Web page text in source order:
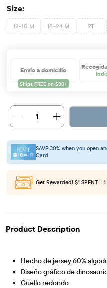
Size:
12-18 M 18-24 M 2T
Envío a domicilio
1
SAVE 30% when you open
Card
Get Rewarded! $1 SPENT =
Product Description
Hecho de jersey 60%
Diseño gráfico de
Cuello redondo